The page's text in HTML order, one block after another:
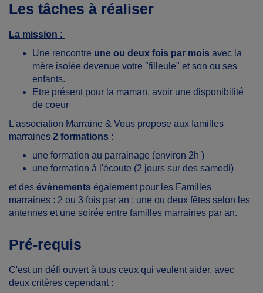
Les tâches à réaliser
La mission :
Une rencontre une ou deux fois par mois avec la
mère isolée devenue votre "filleule" et son ou ses
enfants.
Etre présent pour la maman, avoir une disponibilité
de coeur
L'association Marraine & Vous propose aux familles
marraines 2 formations :
une formation au parrainage (environ 2h )
une formation à l'écoute (2 jours sur des samedi)
et des évènements également pour les Familles
marraines : 2 ou 3 fois par an : une ou deux fêtes selon les
antennes et une soirée entre familles marraines par an.
Pré-requis
C'est un défi ouvert à tous ceux qui veulent aider, avec
deux critères cependant :